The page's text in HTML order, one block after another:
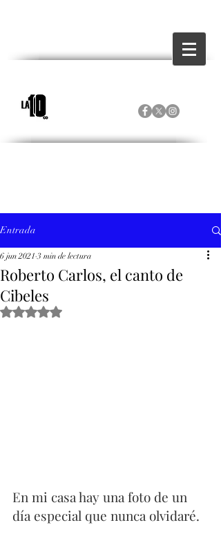
Entrada
Roberto Carlos, el canto de
Cibeles
6 jun 2021 3 min de lectura
Obtuvo NaN de 5 estrellas.
En mi casa hay una foto de un
día especial que nunca olvidaré.